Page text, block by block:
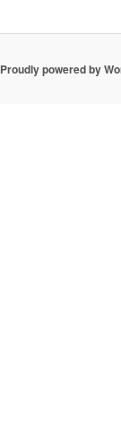
Proudly powered by